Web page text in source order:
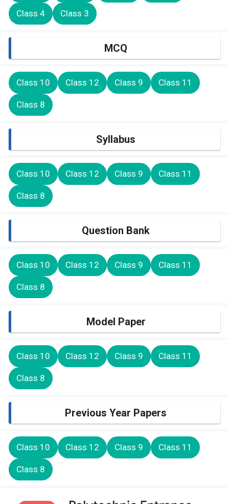
Class 4 Class 3
MCQ
Class 10 Class 12 Class 9 Class 11
Class 8
Syllabus
Class 10 Class 12 Class 9 Class 11
Class 8
Question Bank
Class 10 Class 12 Class 9 Class 11
Class 8
Model Paper
Class 10 Class 12 Class 9 Class 11
Class 8
Previous Year Papers
Class 10 Class 12 Class 9 Class 11
Class 8